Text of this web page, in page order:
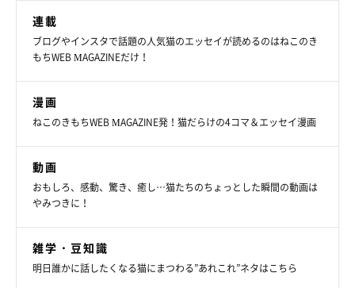
連載
ブログやインスタで話題の人気猫のエッセイが読めるのはねこのき
もちWEB MAGAZINEだけ！
漫画
ねこのきもちWEB MAGAZINE発！猫だらけの4コマ＆エッセイ漫画
動画
おもしろ、感動、驚き、癒し…猫たちのちょっとした瞬間の動画は
やみつきに！
雑学・豆知識
明日誰かに話したくなる猫にまつわる”あれこれ”ネタはこちら